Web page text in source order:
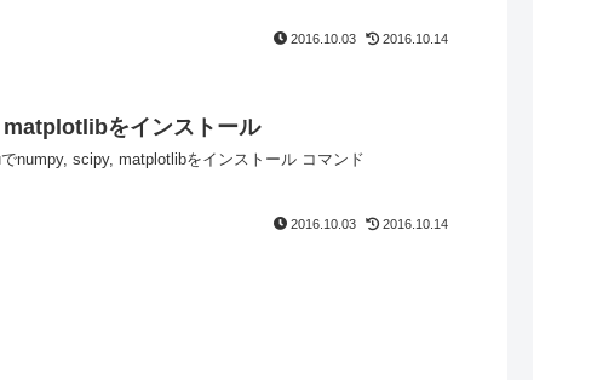
2016.10.03 2016.10.14
をインストール
numpy, scipy, matplotlibをインストール コマンド
2016.10.03 2016.10.14